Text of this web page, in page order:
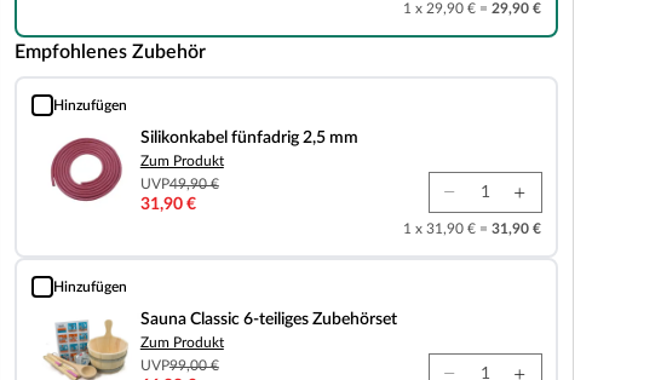
1 x 29,90 € = 29,90 €
Empfohlenes Zubehör
Hinzufügen
Silikonkabel fünfadrig 2,5 mm
Silikonkabel fünfadrig 2,5 mm
Zum Produkt
UVP49,90 €
31,90 €
1 x 31,90 € = 31,90 €
Hinzufügen
Sauna Classic 6-teiliges Zubehörset
Sauna Classic 6-teiliges Zubehörset
Zum Produkt
UVP99,00 €